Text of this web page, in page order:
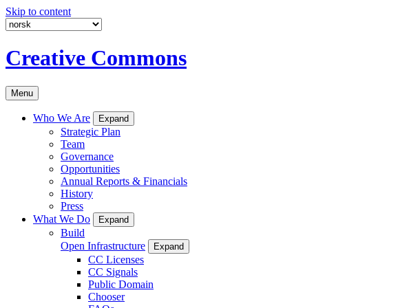
Skip to content
Creative Commons
Menu
Who We Are Expand
Strategic Plan
Team
Governance
Opportunities
Annual Reports & Financials
History
Press
What We Do
Expand
Build
Open Infrastructure
Expand
CC Licenses
CC Signals
Public Domain
Chooser